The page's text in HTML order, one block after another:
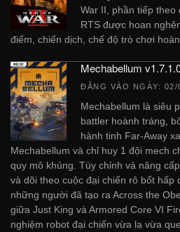
War II, phần tiếp
RTS được hoan
điểm, chiến dịch, chế độ trò chơi
Mechabellum
ĐĂNG VÀO NGÀY: 02/
Mechabellum là siêu
battler hoành tráng,
hành tinh Far-Away
Mechabellum và chỉ huy 1 đội mech
quy mô khủng. Tùy chỉnh và nâng
và dõi theo cuộc đại chiến rô bốt hấp
những người đã tạo ra Across the
giữa Just King và Armored Core VI
nghiệm robot đại chiến vừa lạ vừa